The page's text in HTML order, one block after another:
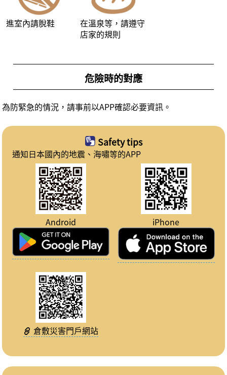
進室內請脫鞋
在溫泉等，請遵守
店家的規則
危險時的對應
為防緊急的情況，請事前以APP確認必要資訊。
Safety tips
通知日本國內的地震、海嘯等的APP
Android iPhone
倉敷災害門戶網站